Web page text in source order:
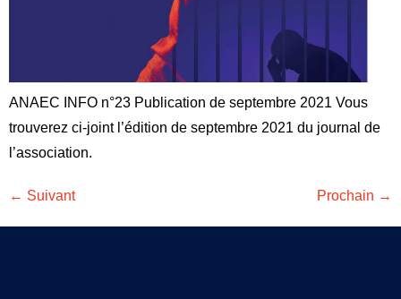
ANAEC INFO n°23 Publication de septembre 2021 Vous
trouverez ci-joint l’édition de septembre 2021 du journal de
l’association.
← Suivant Prochain →